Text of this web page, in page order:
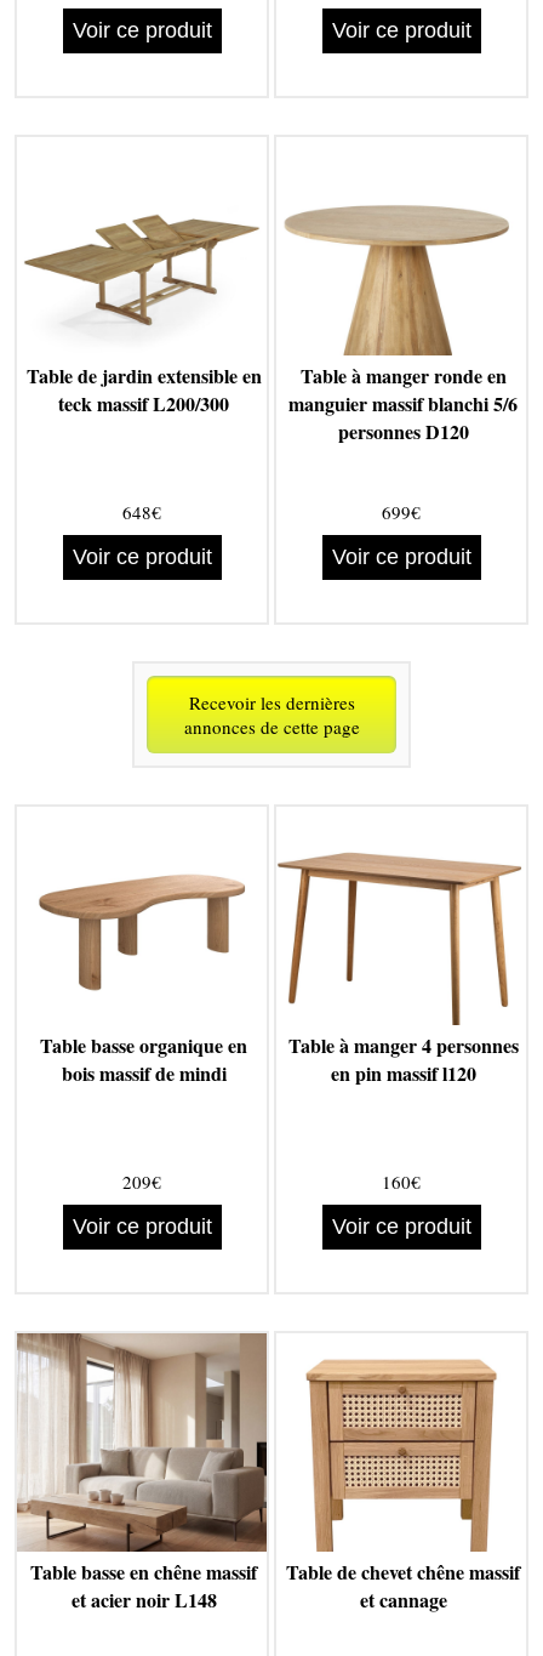
Voir ce produit
Voir ce produit
Table de jardin extensible en
teck massif L200/300
648€
Voir ce produit
Table à manger ronde en
manguier massif blanchi 5/6
personnes D120
699€
Voir ce produit
Recevoir les dernières
annonces de cette page
Table basse organique en
bois massif de mindi
209€
Voir ce produit
Table à manger 4 personnes
en pin massif l120
160€
Voir ce produit
Table basse en chêne massif
et acier noir L148
Table de chevet chêne massif
et cannage